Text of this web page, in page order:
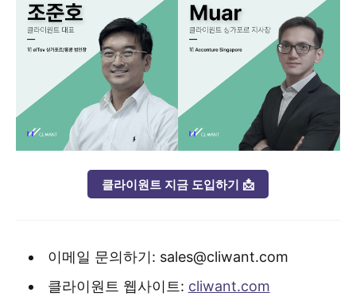
클라이원트 지금 도입하기 📩
이메일 문의하기: sales@cliwant.com
클라이원트 웹사이트: cliwant.com